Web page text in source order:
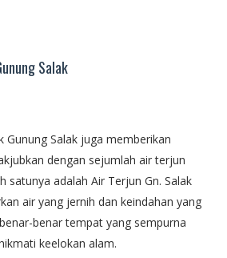
Salak
Gunung Salak juga memberikan
dengan sejumlah air terjun
satunya adalah Air Terjun Gn. Salak
air yang jernih dan keindahan yang
benar tempat yang sempurna
keelokan alam.